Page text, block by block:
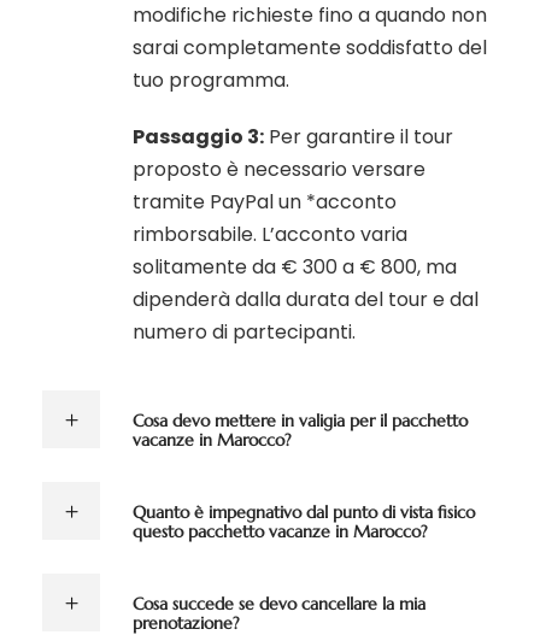
modifiche richieste fino a quando non
sarai completamente soddisfatto del
tuo programma.
Passaggio 3: Per garantire il tour
proposto è necessario versare
tramite PayPal un *acconto
rimborsabile. L’acconto varia
solitamente da € 300 a € 800, ma
dipenderà dalla durata del tour e dal
numero di partecipanti.
Cosa devo mettere in valigia per il pacchetto
vacanze in Marocco?
Quanto è impegnativo dal punto di vista fisico
questo pacchetto vacanze in Marocco?
Cosa succede se devo cancellare la mia
prenotazione?